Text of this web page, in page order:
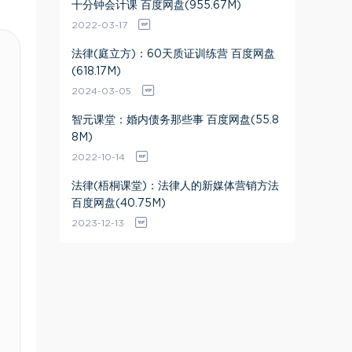
十分钟会计课 百度网盘(955.67M)
2022-03-17
法律(庭立方)：60天质证训练营 百度网盘
(618.17M)
2024-03-05
智元课堂：婚内债务那些事 百度网盘(55.8
8M)
2022-10-14
法律(梧桐课堂)：法律人的新媒体营销方法
百度网盘(40.75M)
2023-12-13